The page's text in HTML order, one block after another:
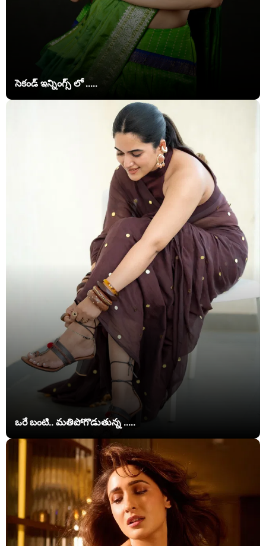
సెకండ్ ఇన్నింగ్స్ లో .....
ఒరే బంటి.. మతిపోగొడుతున్న .....